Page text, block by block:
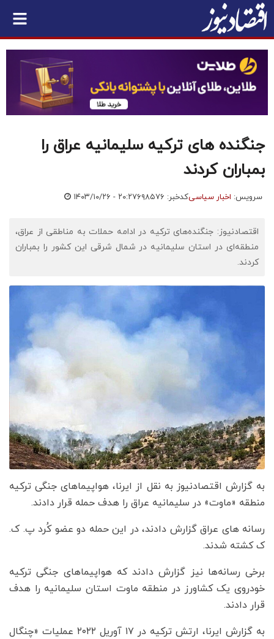
جنگنده های ترکیه سلیمانیه عراق را
بمباران کردند
سرویس: اخبار سیاسیکدخبر: ۶۹۸۵۷۶ ۱۴۰۳/۱۰/۲۶ - ۲۰:۲۷
اقتصادنیوز: جنگنده‌های ترکیه در ادامه حملات به مناطقی از عراق،
منطقه‌ای در استان سلیمانیه در شمال شرقی این کشور را بمباران
کردند.
به گزارش اقتصادنیوز به نقل از ایرنا، هواپیماهای جنگی ترکیه
منطقه «ماوت» در سلیمانیه عراق را هدف حمله قرار دادند.
رسانه های عراق گزارش دادند، در این حمله دو عضو کُرد پ. ک.
ک کشته شدند.
برخی رسانه‌ها نیز گزارش دادند که هواپیماهای جنگی ترکیه
خودروی یک کشاورز در منطقه ماوت استان سلیمانیه را هدف
قرار دادند.
به گزارش ایرنا، ارتش ترکیه در ۱۷ آوریل ۲۰۲۲ عملیات «چنگال